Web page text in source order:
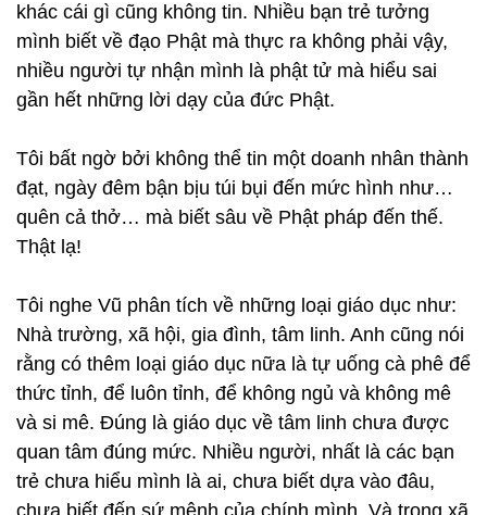
khác cái gì cũng không tin. Nhiều bạn trẻ tưởng
mình biết về đạo Phật mà thực ra không phải vậy,
nhiều người tự nhận mình là phật tử mà hiểu sai
gần hết những lời dạy của đức Phật.
Tôi bất ngờ bởi không thể tin một doanh nhân thành
đạt, ngày đêm bận bịu túi bụi đến mức hình như…
quên cả thở… mà biết sâu về Phật pháp đến thế.
Thật lạ!
Tôi nghe Vũ phân tích về những loại giáo dục như:
Nhà trường, xã hội, gia đình, tâm linh. Anh cũng nói
rằng có thêm loại giáo dục nữa là tự uống cà phê để
thức tỉnh, để luôn tỉnh, để không ngủ và không mê
và si mê. Đúng là giáo dục về tâm linh chưa được
quan tâm đúng mức. Nhiều người, nhất là các bạn
trẻ chưa hiểu mình là ai, chưa biết dựa vào đâu,
chưa biết đến sứ mệnh của chính mình. Và trong xã